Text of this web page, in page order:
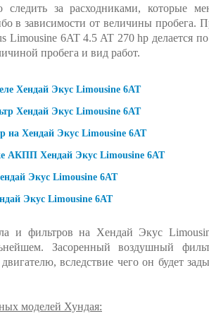
за расходниками, которые
в зависимости от величины пробега.
Limousine 6AT 4.5 AT 270 hp делается
пробега и вид работ.
Хендай Экус Limousine 6AT
Хендай Экус Limousine 6AT
на Хендай Экус Limousine 6AT
АКПП Хендай Экус Limousine 6AT
Экус Limousine 6AT
Экус Limousine 6AT
и фильтров на Хендай Экус
Засоренный воздушный
вследствие чего он будет
моделей Хундая: